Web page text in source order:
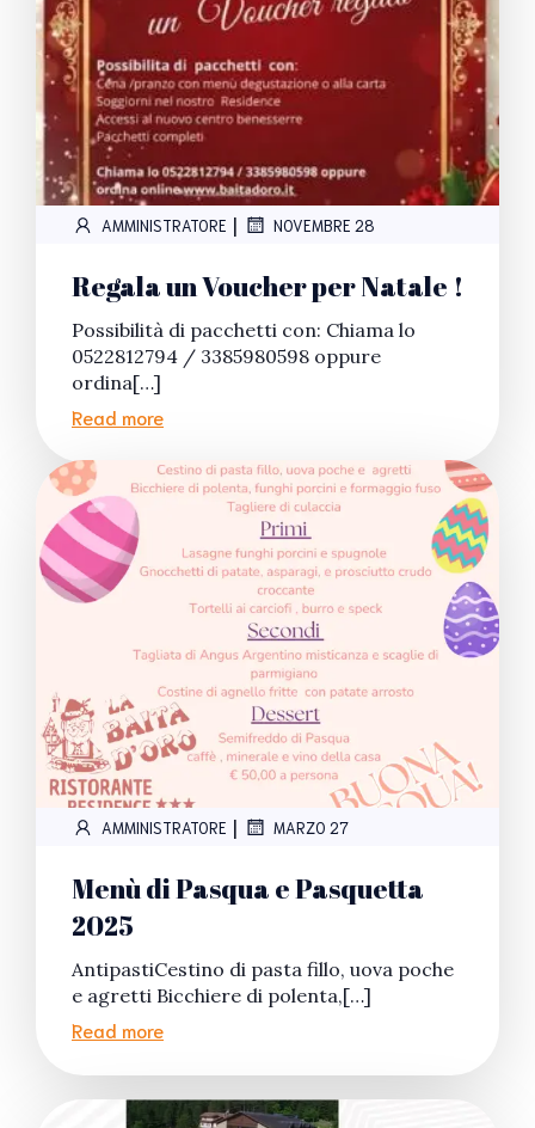
AMMINISTRATORE | NOVEMBRE 28
Regala un Voucher per Natale !
Possibilità di pacchetti con: Chiama lo
0522812794 / 3385980598 oppure
ordina[…]
Read more
AMMINISTRATORE | MARZO 27
Menù di Pasqua e Pasquetta
2025
AntipastiCestino di pasta fillo, uova poche
e agretti Bicchiere di polenta,[…]
Read more